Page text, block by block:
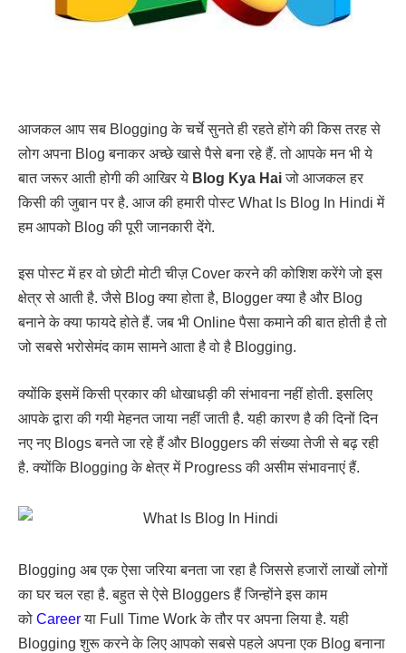
आजकल आप सब Blogging के चर्चे सुनते ही रहते होंगे की किस तरह से
लोग अपना Blog बनाकर अच्छे खासे पैसे बना रहे हैं. तो आपके मन भी ये
बात जरूर आती होगी की आखिर ये Blog Kya Haiजो आजकल हर
किसी की जुबान पर है. आज की हमारी पोस्ट What Is Blog In Hindi में
हम आपको Blog की पूरी जानकारी देंगे.
इस पोस्ट में हर वो छोटी मोटी चीज़ Cover करने की कोशिश करेंगे जो इस
क्षेत्र से आती है. जैसे Blog क्या होता है, Blogger क्या है और Blog
बनाने के क्या फायदे होते हैं. जब भी Online पैसा कमाने की बात होती है तो
जो सबसे भरोसेमंद काम सामने आता है वो है Blogging.
क्योंकि इसमें किसी प्रकार की धोखाधड़ी की संभावना नहीं होती. इसलिए
आपके द्वारा की गयी मेहनत जाया नहीं जाती है. यही कारण है की दिनों दिन
नए नए Blogs बनते जा रहे हैं और Bloggers की संख्या तेजी से बढ़ रही
है. क्योंकि Blogging के क्षेत्र में Progress की असीम संभावनाएं हैं.
Blogging अब एक ऐसा जरिया बनता जा रहा है जिससे हजारों लाखों लोगों
का घर चल रहा है. बहुत से ऐसे Bloggers हैं जिन्होंने इस काम
को Careerया Full Time Work के तौर पर अपना लिया है. यही
Blogging शुरू करने के लिए आपको सबसे पहले अपना एक Blog बनाना